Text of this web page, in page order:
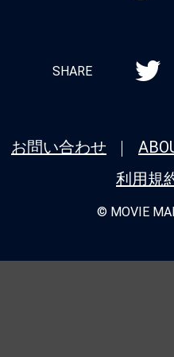
SHARE
お問い合わせ
利用規
© MOVIE